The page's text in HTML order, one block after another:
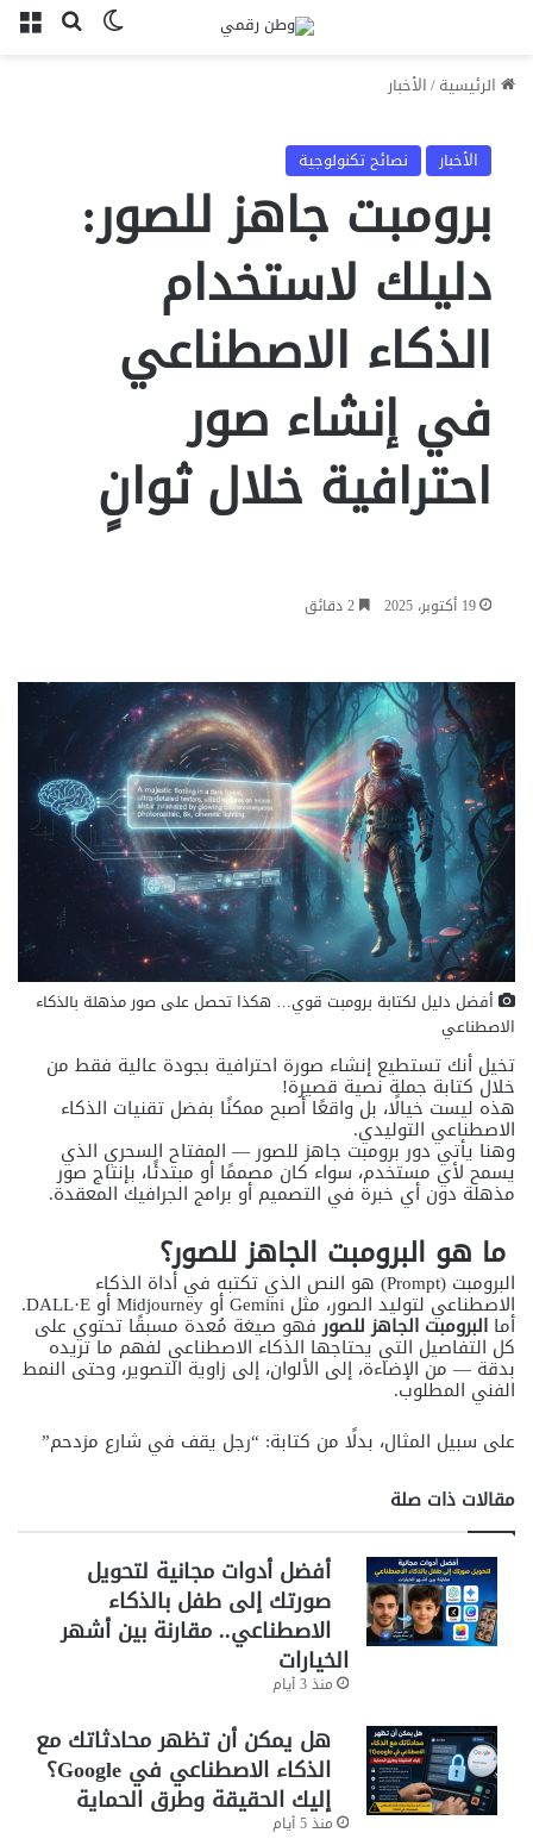
بحث عنالوضع
الرئيسية/الأخبار
الأخبار نصائح تكنولوجية
برومبت جاهز للصور:
دليلك لاستخدام
الذكاء الاصطناعي
في إنشاء صور
احترافية خلال ثوانٍ
19 أكتوبر، 2025
أفضل دليل لكتابة برومبت قوي… هكذا تحصل على صور مذهلة بالذكاء
الاصطناعي
تخيل أنك تستطيع إنشاء صورة احترافية بجودة عالية فقط من
خلال كتابة جملة نصية قصيرة!
هذه ليست خيالًا، بل واقعًا أصبح ممكنًا بفضل تقنيات الذكاء
الاصطناعي التوليدي.
وهنا يأتي دور برومبت جاهز للصور — المفتاح السحري الذي
يسمح لأي مستخدم، سواء كان مصممًا أو مبتدئًا، بإنتاج صور
مذهلة دون أي خبرة في التصميم أو برامج الجرافيك المعقدة.
ما هو البرومبت الجاهز للصور؟
البرومبت (Prompt) هو النص الذي تكتبه في أداة الذكاء
الاصطناعي لتوليد الصور، مثل Gemini أو Midjourney أو DALL·E.
أما البرومبت الجاهز للصورفهو صيغة مُعدة مسبقًا تحتوي على
كل التفاصيل التي يحتاجها الذكاء الاصطناعي لفهم ما تريده
بدقة — من الإضاءة، إلى الألوان، إلى زاوية التصوير، وحتى النمط
الفني المطلوب.
على سبيل المثال، بدلًا من كتابة: “رجل يقف في شارع مزدحم”
مقالات ذات صلة
أفضل أدوات مجانية لتحويل
صورتك إلى طفل بالذكاء
الاصطناعي.. مقارنة بين أشهر
الخيارات
منذ 3 أيام
هل يمكن أن تظهر محادثاتك مع
الذكاء الاصطناعي في Google؟
إليك الحقيقة وطرق الحماية
منذ 5 أيام